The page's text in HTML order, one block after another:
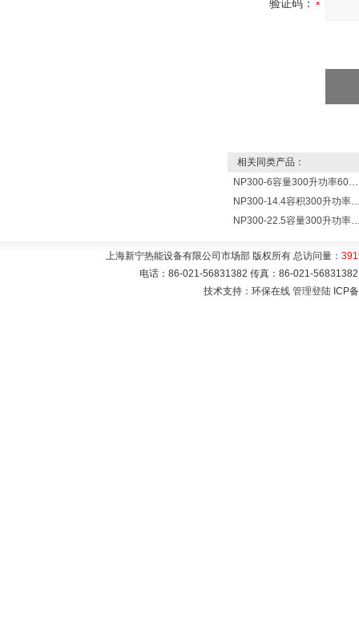
验证码：
相关同类产品：
NP300-6容量300升功率6000瓦贮水式电热水器 热水锅炉
NP300-14.4容积300升功率14400瓦蓄
NP300-22.5容量300升功率22500瓦储
上海新宁热能设备有限公司市场部 版权所有 总访问量：
电话：86-021-56831382 传真：86-021-
技术支持：环保在线 管理登陆 ICP